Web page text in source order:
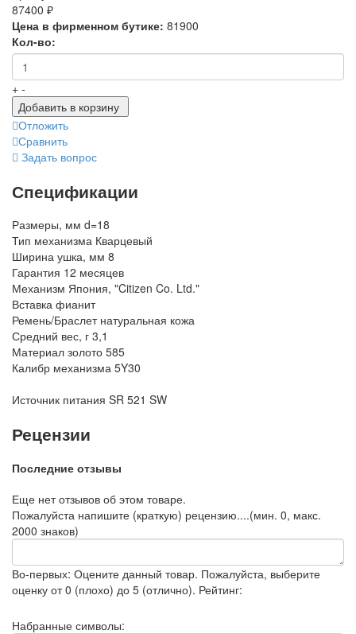
87400 ₽
Цена в фирменном бутике: 81900
Кол-во:
+ -
Добавить в корзину
Отложить
Сравнить
Задать вопрос
Спецификации
Размеры, мм d=18
Тип механизма Кварцевый
Ширина ушка, мм 8
Гарантия 12 месяцев
Механизм Япония, "Citizen Co. Ltd."
Вставка фианит
Ремень/Браслет натуральная кожа
Средний вес, г 3,1
Материал золото 585
Калибр механизма 5Y30
Источник питания SR 521 SW
Рецензии
Последние отзывы
Еще нет отзывов об этом товаре.
Пожалуйста напишите (краткую) рецензию....(мин. 0, макс.
2000 знаков)
Во-первых: Оцените данный товар. Пожалуйста, выберите
оценку от 0 (плохо) до 5 (отлично). Рейтинг:
Набранные символы: